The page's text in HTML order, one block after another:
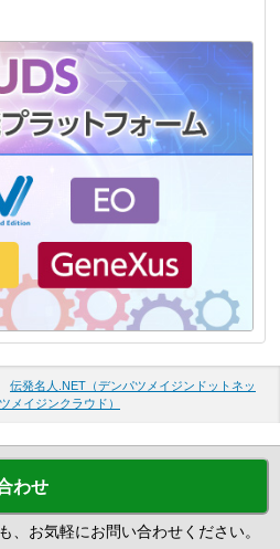
伝発名人.NET（デンパツメイジンドットネッ
メイジンクラウド）
わせ
、お気軽にお問い合わせください。